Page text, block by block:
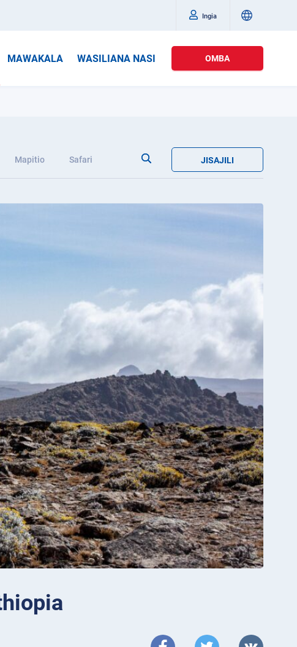
Ingia
MAWAKALA WASILIANA NASI OMBA
Mapitio Safari JISAJILI